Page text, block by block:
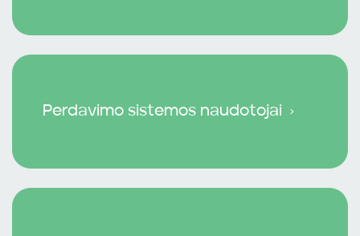
Perdavimo sistemos naudotojai